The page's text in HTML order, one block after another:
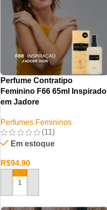
Perfume Contratipo
Feminino F66 65ml Inspirado
em Jadore
Perfumes Femininos
(11)
Em estoque
R$94,90
ADICIONAR AO CARRINHO